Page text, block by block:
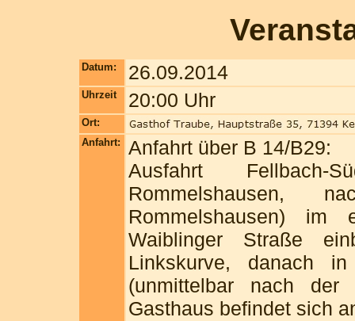
Datum: 26.09.2014
Uhrzeit 20:00 Uhr
Ort:
Anfahrt:
Anfahrt über B 14/B29:
Ausfahrt
Rommelshausen,
Rommelshausen)
Waiblinger Straße
Linkskurve, danach
(unmittelbar nach
Gasthaus befindet sich